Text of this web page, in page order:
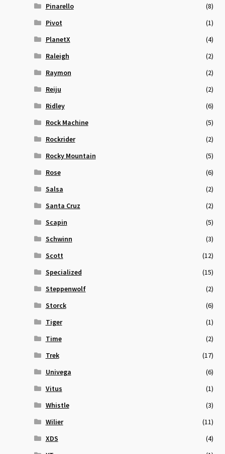
Pinarello
(8)
Pivot
(1)
PlanetX
(4)
Raleigh
(2)
Raymon
(2)
Reiju
(2)
Ridley
(6)
Rock Machine
(5)
Rockrider
(2)
Rocky Mountain
(5)
Rose
(6)
Salsa
(2)
Santa Cruz
(2)
Scapin
(5)
Schwinn
(3)
Scott
(12)
Specialized
(15)
Steppenwolf
(2)
Storck
(6)
Tiger
(1)
Time
(2)
Trek
(17)
Univega
(6)
Vitus
(1)
Whistle
(3)
Wilier
(11)
XDS
(4)